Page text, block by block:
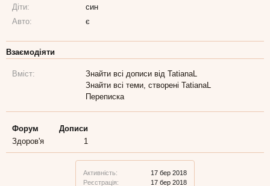
Активність:
17 бер 2018
Реєстрація:
17 бер 2018
Діти:
син
Авто:
є
Взаємодіяти
Вміст:
Знайти всі дописи від TatianaL
Знайти всі теми, створені TatianaL
Переписка
Форум
Дописи
Здоров'я
1